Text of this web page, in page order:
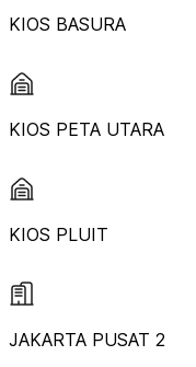
KIOS BASURA
KIOS PETA UTARA
KIOS PLUIT
JAKARTA PUSAT 2